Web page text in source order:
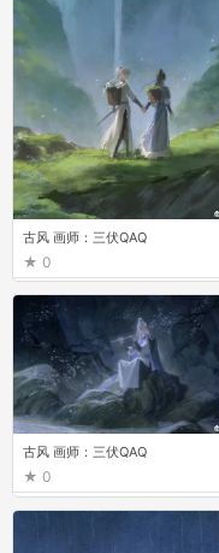
古风 画师：三伏QAQ
0
古风 画师：三伏QAQ
0